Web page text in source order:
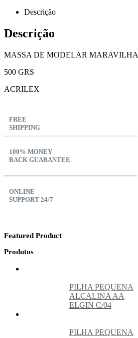
Descrição
Descrição
MASSA DE MODELAR MARAVILHA
500 GRS
ACRILEX
FREE
SHIPPING
100% MONEY
BACK GUARANTEE
ONLINE
SUPPORT 24/7
Featured Product
Produtos
PILHA PEQUENA
ALCALINA AA
ELGIN C/04
PILHA PEQUENA